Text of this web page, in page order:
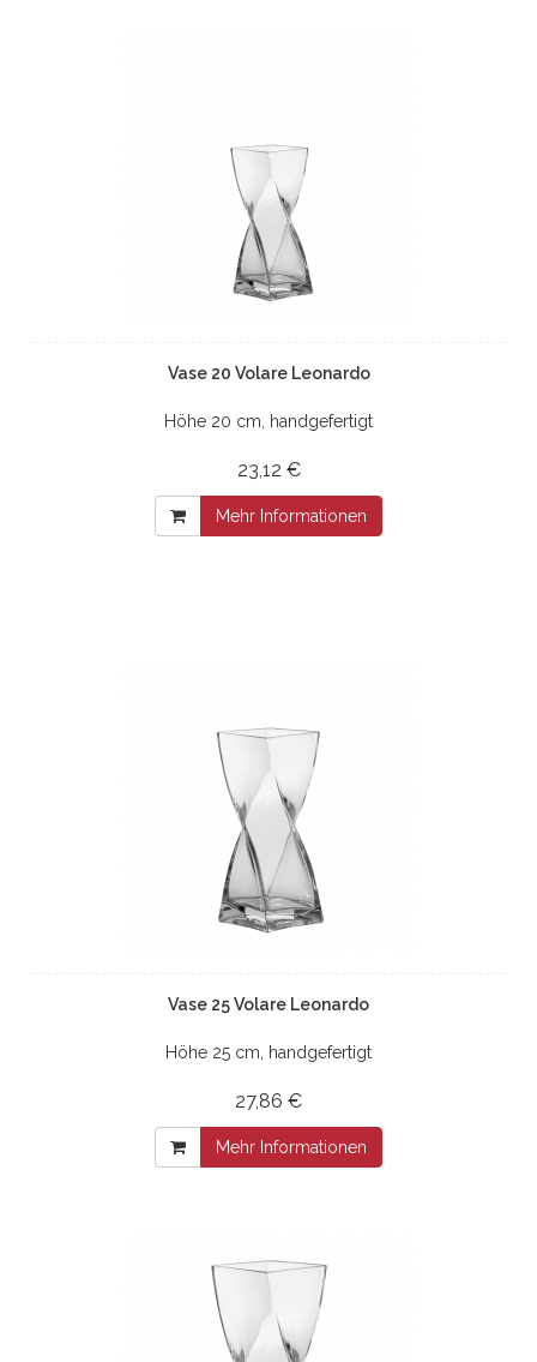
Vase 20 Volare Leonardo
Höhe 20 cm, handgefertigt
23,12 €
Mehr Informationen
Vase 25 Volare Leonardo
Höhe 25 cm, handgefertigt
27,86 €
Mehr Informationen